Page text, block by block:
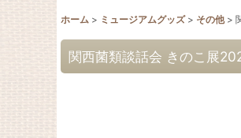
ホーム > ミュージアムグッズ > その他 >
関西菌類談話会 きのこ展